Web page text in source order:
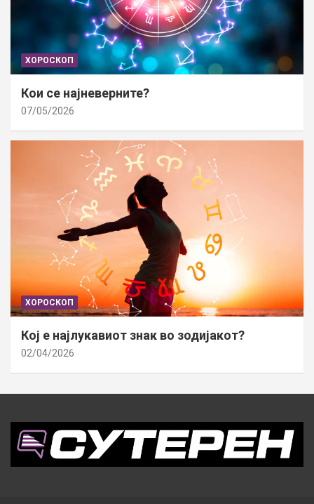
ХОРОСКОП
Кои се најневерните?
07/05/2026
ХОРОСКОП
Кој е најлукавиот знак во зодијакот?
02/04/2026